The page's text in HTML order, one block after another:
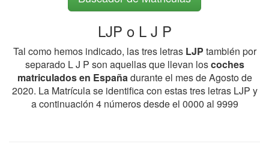
LJP o L J P
Tal como hemos indicado, las tres letras LJP también por
separado L J P son aquellas que llevan loscoches
matriculados en Españadurante el mes de Agosto de
2020. La Matrícula se identifica con estas tres letras LJP y
a continuación 4 números desde el 0000 al 9999